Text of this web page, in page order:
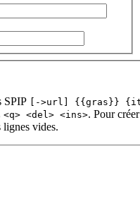
SPIP
[->url] {{gras}}
<q> <del> <ins>. Pour
lignes vides.